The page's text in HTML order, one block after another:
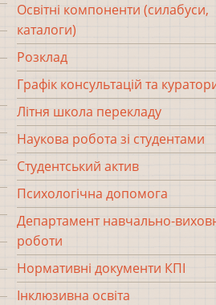
Освітні компоненти (силабуси,
каталоги)
Розклад
Графік консультацій та
Літня школа перекладу
Наукова робота зі студентами
Студентський актив
Психологічна допомога
Департамент навчально-
роботи
Нормативні документи КПІ
Інклюзивна освіта